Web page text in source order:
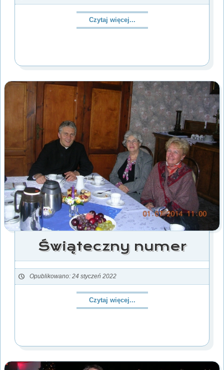
Czytaj więcej...
Świąteczny numer
Opublikowano: 24 styczeń 2022
Czytaj więcej...